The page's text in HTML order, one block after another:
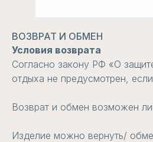
ВОЗВРАТ И ОБМЕН
Условия возврата
Согласно закону РФ «О
отдыха не предусмотрен,
Возврат и обмен возможен
Изделие можно вернуть/